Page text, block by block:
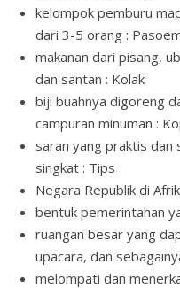
kelompok pemburu
dari 3-5 orang :
makanan dari pisang,
dan santan : Kolak
biji buahnya digoreng
campuran minuman :
saran yang praktis dan
singkat : Tips
Negara Republik di
bentuk pemerintahan
ruangan besar yang
upacara, dan
melompati dan